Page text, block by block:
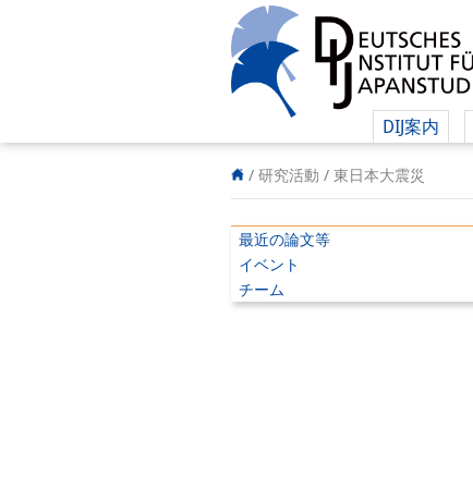
DIJ案内
/ 研究活動 / 東日本大震災
最近の論文等
イベント
チーム